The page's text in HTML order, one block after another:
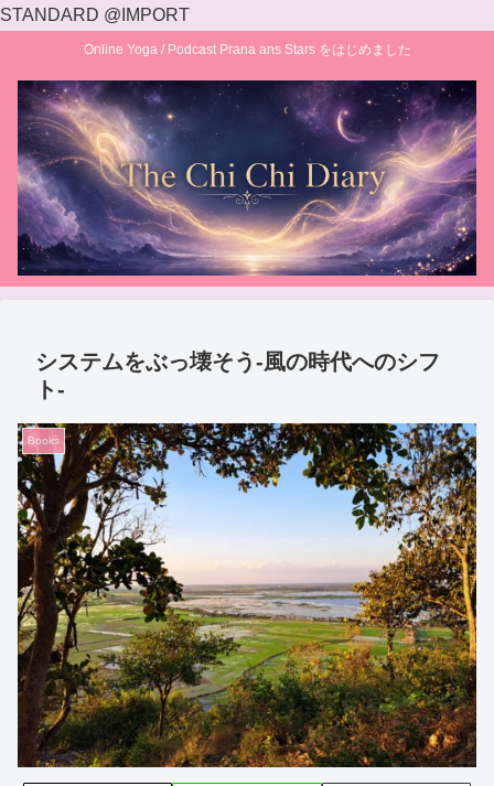
STANDARD @IMPORT
Online Yoga / Podcast Prana ans Stars をはじめました
システムをぶっ壊そう‐風の時代へのシフ
ト‐
Books